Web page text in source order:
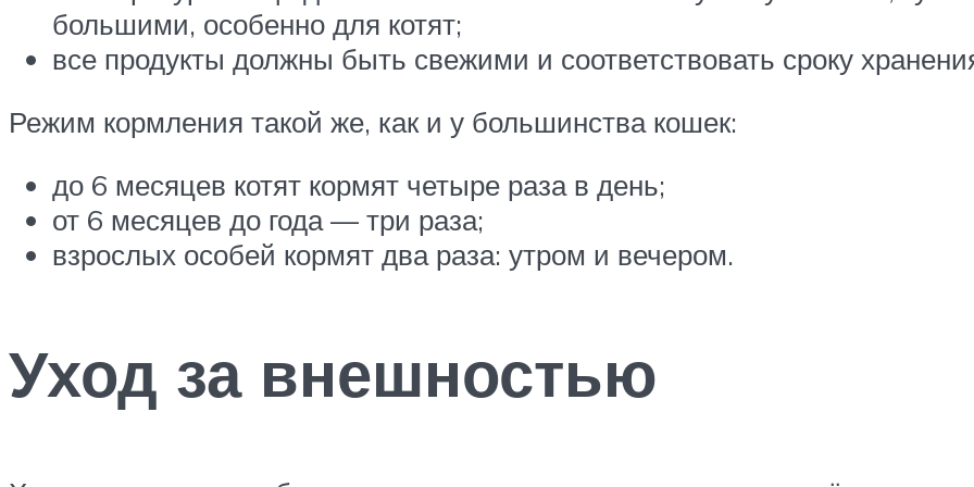
большими, особенно для котят;
все продукты должны быть свежими и соответствовать сроку
Режим кормления такой же, как и у большинства кошек:
до 6 месяцев котят кормят четыре раза в день;
от 6 месяцев до года — три раза;
взрослых особей кормят два раза: утром и вечером.
Уход за внешностью